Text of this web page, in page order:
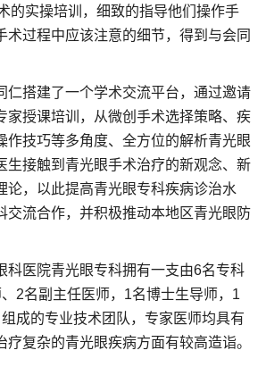
的实操培训，细致的指导他们操作手
术过程中应该注意的细节，得到与会同
仁搭建了一个学术交流平台，通过邀请
家授课培训，从微创手术选择策略、疾
作技巧等多角度、全方位的解析青光眼
生接触到青光眼手术治疗的新观念、新
论，以此提高青光眼专科疾病诊治水
交流合作，并积极推动本地区青光眼防
科医院青光眼专科拥有一支由6名专科
2名副主任医师，1名博士生导师，1
成的专业技术团队，专家医师均具有
疗复杂的青光眼疾病方面有较高造诣。